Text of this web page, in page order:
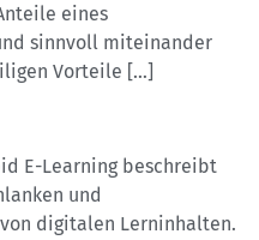
eines
sinnvoll miteinander
Vorteile […]
E-Learning beschreibt
und
digitalen Lerninhalten.